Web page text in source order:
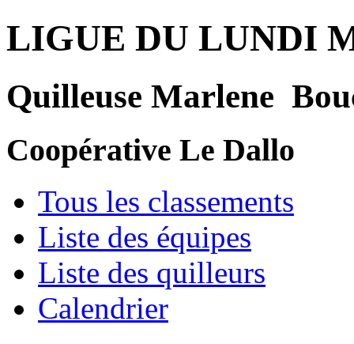
LIGUE DU LUNDI
Quilleuse Marlene
Coopérative Le Dallo
Tous les classements
Liste des équipes
Liste des quilleurs
Calendrier